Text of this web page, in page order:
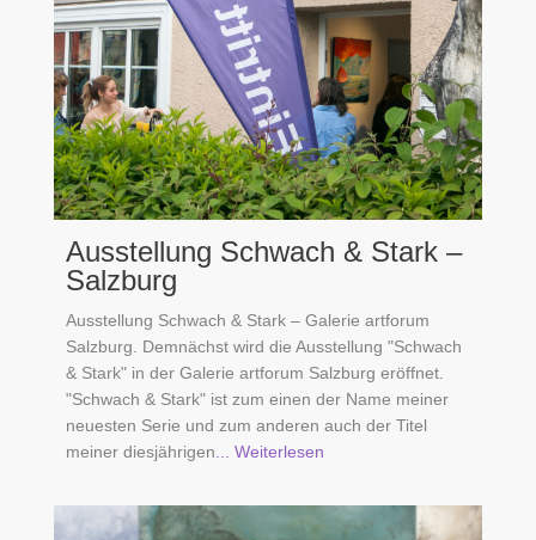
Ausstellung Schwach & Stark –
Salzburg
Ausstellung Schwach & Stark – Galerie artforum
Salzburg. Demnächst wird die Ausstellung "Schwach
& Stark" in der Galerie artforum Salzburg eröffnet.
"Schwach & Stark" ist zum einen der Name meiner
neuesten Serie und zum anderen auch der Titel
meiner diesjährigen ... Weiterlesen